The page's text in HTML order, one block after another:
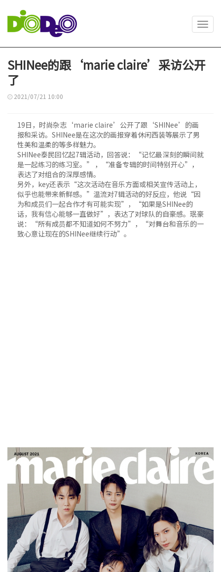
SHINee的跟‘marie claire’采访公开
了
2021/07/21 10:00
19日，时尚杂志‘marie claire’公开了跟‘SHINee’的画
报和采访。SHINee是在这次的画报穿着休闲西装等展示了男
性美和温柔的等多样魅力。
SHINee泰民回忆起7辑活动，回答说：“记忆最深刻的瞬间就
是一起练习的练习室。” ，“准备专辑的时间特别开心”，
表达了对组合的深厚感情。
另外，key还表示“这次活动在音乐方面或相关宣传活动上，
似乎也能带来新鲜感。”温流对7辑活动的好反应，他说“因
为和成员们一起合作才有可能实现”，“如果是SHINee的
话，我有信心能够一直做好”，表达了对球队的自豪感。珉豪
说：“所有成员都不知道如何不努力”，“对舞台和音乐的一
致心意让现在的SHINee继续行动”。